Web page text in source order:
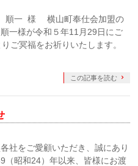
順一 様 横山町奉仕会加盟の
一様が令和５年11月29日にご
ご冥福をお祈りいたします。
この記事を読む
社をご愛顧いただき、誠にあり
昭和24）年以来、皆様にお渡